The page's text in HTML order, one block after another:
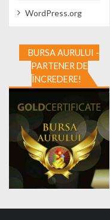
WordPress.org
BURSA AURULUI -
PARTENER DE
ÎNCREDERE!